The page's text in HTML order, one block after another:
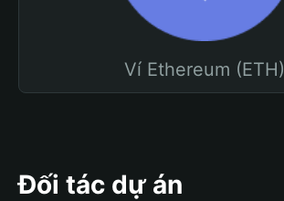
Ví Ethereum (ETH)
Đối tác dự án